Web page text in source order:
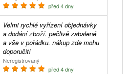
před 4 dny
Velmi rychlé vyřízení objednávky
a dodání zboží. pečlivě zabalené
a vše v pořádku. nákup zde mohu
doporučit!
Neregistrovaný
před 4 dny